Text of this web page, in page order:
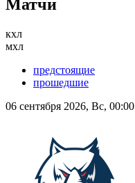
Матчи
кхл
мхл
предстоящие
прошедшие
06 сентября 2026, Вс, 00:00